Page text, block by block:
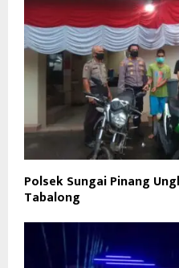
Polsek Sungai Pinang
Tabalong